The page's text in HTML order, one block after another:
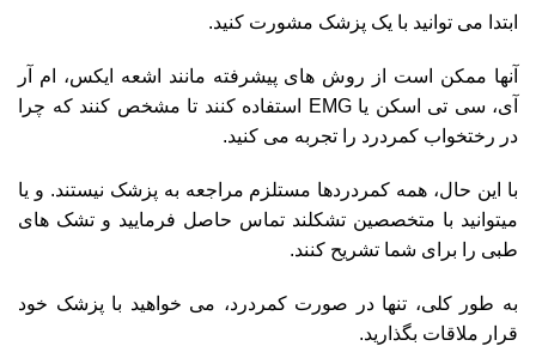
ابتدا می توانید با یک پزشک مشورت کنید.
آنها ممکن است از روش های پیشرفته مانند اشعه ایکس، ام آر
آی، سی تی اسکن یا EMG استفاده کنند تا مشخص کنند که چرا
در رختخواب کمردرد را تجربه می کنید.
با این حال، همه کمردردها مستلزم مراجعه به پزشک نیستند. و یا
میتوانید با متخصصین تشکلند تماس حاصل فرمایید و تشک های
طبی را برای شما تشریح کنند.
به طور کلی، تنها در صورت کمردرد، می خواهید با پزشک خود
قرار ملاقات بگذارید.